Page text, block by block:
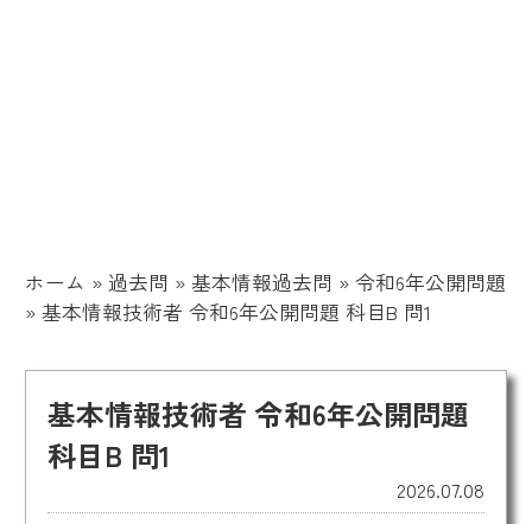
ホーム » 過去問 » 基本情報過去問 » 令和6年公開問題
»基本情報技術者 令和6年公開問題 科目B 問1
基本情報技術者 令和6年公開問題
科目B 問1
2026.07.08